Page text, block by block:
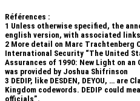
Références :
1 Unless otherwise specified, the
english version, with associated
2 More detail on Marc Trachtenberg
International Security “The United
Assurances of 1990: New Light on
was provided by Joshua Shifrinson
3 DEDIP, like DESDEN, DEYOU, …
Kingdom codewords. DEDIP could
officials”.